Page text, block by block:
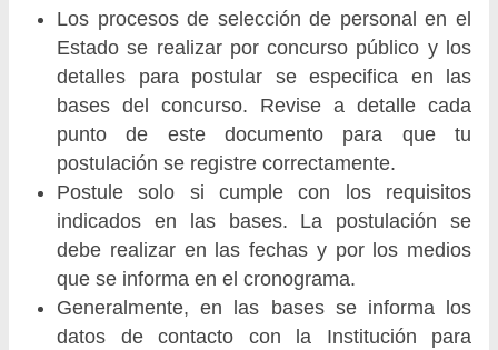
Los procesos de selección de personal en el
Estado se realizar por concurso público y los
detalles para postular se especifica en las
bases del concurso. Revise a detalle cada
punto de este documento para que tu
postulación se registre correctamente.
Postule solo si cumple con los requisitos
indicados en las bases. La postulación se
debe realizar en las fechas y por los medios
que se informa en el cronograma.
Generalmente, en las bases se informa los
datos de contacto con la Institución para